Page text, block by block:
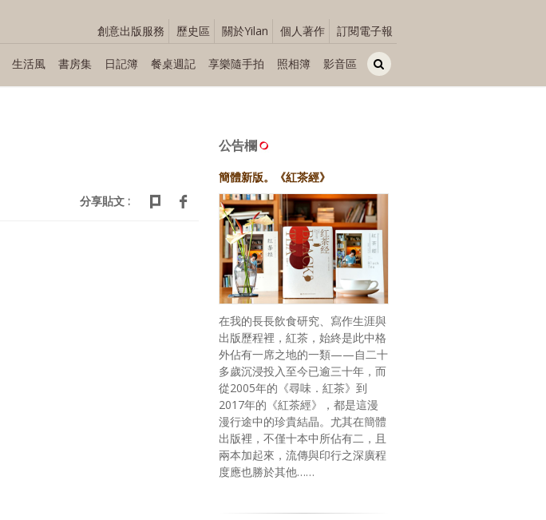
創意出版服務 歷史區 關於Yilan 個人著作 訂閱電子報
生活風 書房集 日記簿 餐桌週記 享樂隨手拍 照相簿 影音區
分享貼文 :
公告欄
簡體新版。《紅茶經》
在我的長長飲食研究、寫作生涯與
出版歷程裡，紅茶，始終是此中格
外佔有一席之地的一類——自二十
多歲沉浸投入至今已逾三十年，而
從2005年的《尋味．紅茶》到
2017年的《紅茶經》，都是這漫
漫行途中的珍貴結晶。尤其在簡體
出版裡，不僅十本中所佔有二，且
兩本加起來，流傳與印行之深廣程
度應也勝於其他……